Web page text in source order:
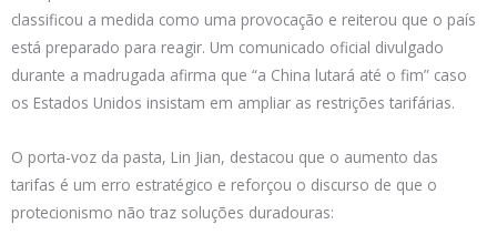
classificou a medida como uma provocação e reiterou que o país
está preparado para reagir. Um comunicado oficial divulgado
durante a madrugada afirma que “a China lutará até o fim” caso
os Estados Unidos insistam em ampliar as restrições tarifárias.
O porta-voz da pasta, Lin Jian, destacou que o aumento das
tarifas é um erro estratégico e reforçou o discurso de que o
protecionismo não traz soluções duradouras: